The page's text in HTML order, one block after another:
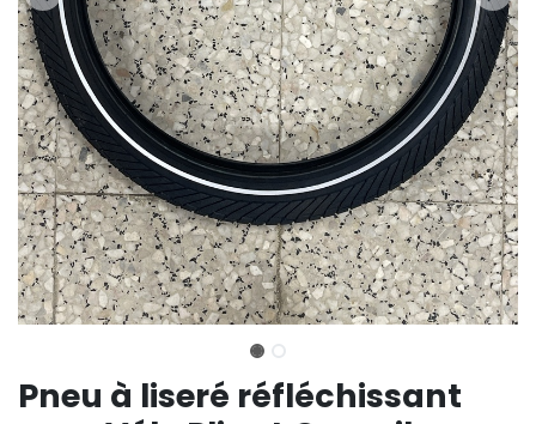
Pneu à liseré réfléchissant